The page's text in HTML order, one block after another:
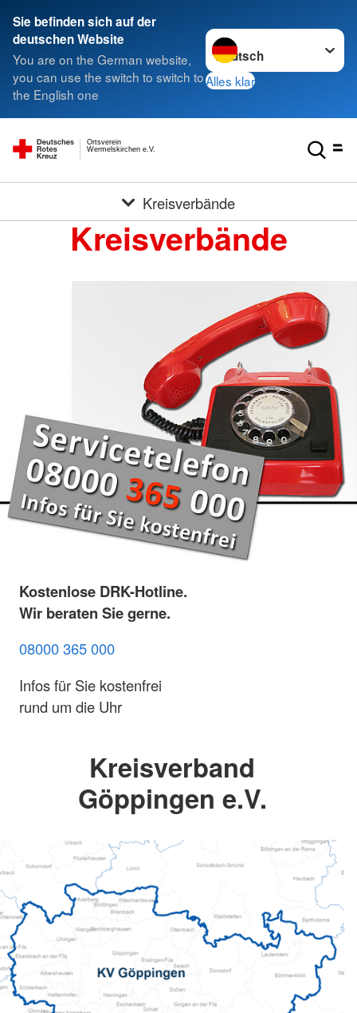
Sie befinden sich auf der
deutschen Website
You are on the German website,
you can use the switch to switch to
the English one
Sprache wechseln zu
Alles klar
Wermelskirchen e.V.
Ortsverein
Kreisverbände
Kreisverbände
Kostenlose DRK-Hotline.
Wir beraten Sie gerne.
08000 365 000
Infos für Sie kostenfrei
rund um die Uhr
Kreisverband
Göppingen e.V.